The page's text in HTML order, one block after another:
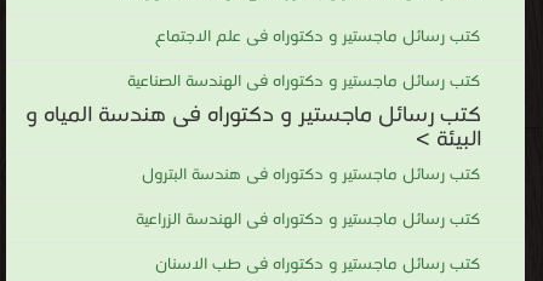
كتب رسائل ماجستير و دكتوراه فى علم الاجتماع
كتب رسائل ماجستير و دكتوراه فى الهندسة الصناعية
كتب رسائل ماجستير و دكتوراه فى هندسة المياه و
البيئة >
كتب رسائل ماجستير و دكتوراه فى هندسة البترول
كتب رسائل ماجستير و دكتوراه فى الهندسة الزراعية
كتب رسائل ماجستير و دكتوراه فى طب الاسنان